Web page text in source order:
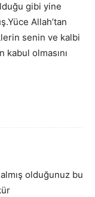
gibi yine
Allah’tan
senin ve kalbi
olmasını
olduğunuz bu